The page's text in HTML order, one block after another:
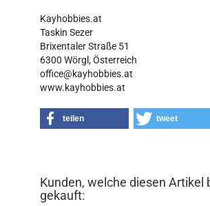
Kayhobbies.at
Taskin Sezer
Brixentaler Straße 51
6300 Wörgl, Österreich
office@kayhobbies.at
www.kayhobbies.at
teilen tweet
Kunden, welche diesen Artikel
gekauft: